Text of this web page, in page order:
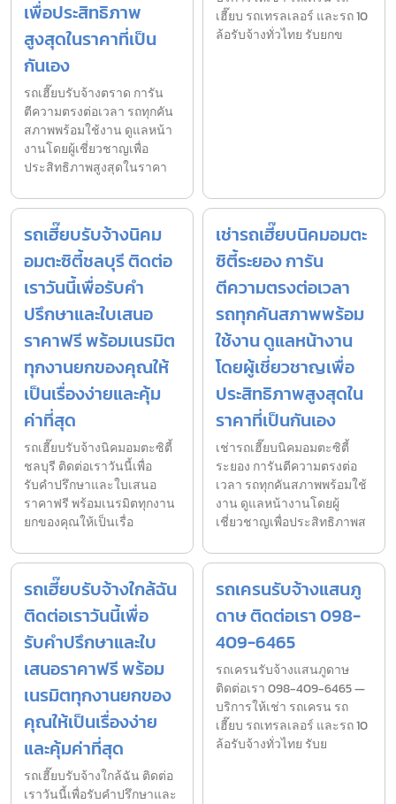
เพื่อประสิทธิภาพ
สูงสุดในราคาที่เป็น
กันเอง
รถเฮี๊ยบรับจ้างตราด การัน
ตีความตรงต่อเวลา รถทุกคัน
สภาพพร้อมใช้งาน ดูแลหน้า
งานโดยผู้เชี่ยวชาญเพื่อ
ประสิทธิภาพสูงสุดในราคา
เฮี๊ยบ รถเทรลเลอร์ และรถ 10
ล้อรับจ้างทั่วไทย รับยกข
รถเฮี๊ยบรับจ้างนิคม
อมตะซิตี้ชลบุรี ติดต่อ
เราวันนี้เพื่อรับคำ
ปรึกษาและใบเสนอ
ราคาฟรี พร้อมเนรมิต
ทุกงานยกของคุณให้
เป็นเรื่องง่ายและคุ้ม
ค่าที่สุด
รถเฮี๊ยบรับจ้างนิคมอมตะซิตี้
ชลบุรี ติดต่อเราวันนี้เพื่อ
รับคำปรึกษาและใบเสนอ
ราคาฟรี พร้อมเนรมิตทุกงาน
ยกของคุณให้เป็นเรื่อ
เช่ารถเฮี๊ยบนิคมอมตะ
ซิตี้ระยอง การัน
ตีความตรงต่อเวลา
รถทุกคันสภาพพร้อม
ใช้งาน ดูแลหน้างาน
โดยผู้เชี่ยวชาญเพื่อ
ประสิทธิภาพสูงสุดใน
ราคาที่เป็นกันเอง
เช่ารถเฮี๊ยบนิคมอมตะซิตี้
ระยอง การันตีความตรงต่อ
เวลา รถทุกคันสภาพพร้อมใช้
งาน ดูแลหน้างานโดยผู้
เชี่ยวชาญเพื่อประสิทธิภาพส
รถเฮี๊ยบรับจ้างใกล้ฉัน
ติดต่อเราวันนี้เพื่อ
รับคำปรึกษาและใบ
เสนอราคาฟรี พร้อม
เนรมิตทุกงานยกของ
คุณให้เป็นเรื่องง่าย
และคุ้มค่าที่สุด
รถเฮี๊ยบรับจ้างใกล้ฉัน ติดต่อ
เราวันนี้เพื่อรับคำปรึกษาและ
รถเครนรับจ้างแสนภู
ดาษ ติดต่อเรา 098-
409-6465
รถเครนรับจ้างแสนภูดาษ
ติดต่อเรา 098-409-6465 —
บริการให้เช่า รถเครน รถ
เฮี๊ยบ รถเทรลเลอร์ และรถ 10
ล้อรับจ้างทั่วไทย รับย